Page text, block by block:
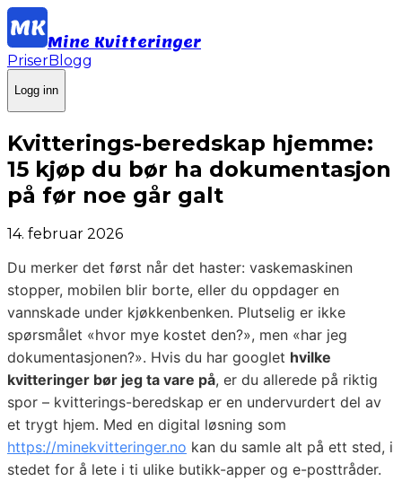
Mine Kvitteringer
PriserBlogg
Logg inn
Kvitterings-beredskap hjemme:
15 kjøp du bør ha dokumentasjon
på før noe går galt
14. februar 2026
Du merker det først når det haster: vaskemaskinen
stopper, mobilen blir borte, eller du oppdager en
vannskade under kjøkkenbenken. Plutselig er ikke
spørsmålet «hvor mye kostet den?», men «har jeg
dokumentasjonen?». Hvis du har googlet hvilke
kvitteringer bør jeg ta vare på, er du allerede på riktig
spor – kvitterings-beredskap er en undervurdert del av
et trygt hjem. Med en digital løsning som
https://minekvitteringer.no kan du samle alt på ett sted, i
stedet for å lete i ti ulike butikk-apper og e-posttråder.